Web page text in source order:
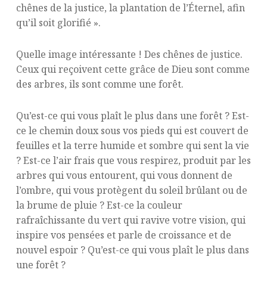
chênes de la justice, la plantation de l’Éternel, afin
qu’il soit glorifié ».
Quelle image intéressante ! Des chênes de justice.
Ceux qui reçoivent cette grâce de Dieu sont comme
des arbres, ils sont comme une forêt.
Qu’est-ce qui vous plaît le plus dans une forêt ? Est-
ce le chemin doux sous vos pieds qui est couvert de
feuilles et la terre humide et sombre qui sent la vie
? Est-ce l’air frais que vous respirez, produit par les
arbres qui vous entourent, qui vous donnent de
l’ombre, qui vous protègent du soleil brûlant ou de
la brume de pluie ? Est-ce la couleur
rafraîchissante du vert qui ravive votre vision, qui
inspire vos pensées et parle de croissance et de
nouvel espoir ? Qu’est-ce qui vous plaît le plus dans
une forêt ?